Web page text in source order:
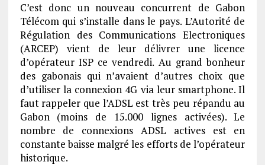
C’est donc un nouveau concurrent de Gabon
Télécom qui s’installe dans le pays. L’Autorité de
Régulation des Communications Electroniques
(ARCEP) vient de leur délivrer une licence
d’opérateur ISP ce vendredi. Au grand bonheur
des gabonais qui n’avaient d’autres choix que
d’utiliser la connexion 4G via leur smartphone. Il
faut rappeler que l’ADSL est très peu répandu au
Gabon (moins de 15.000 lignes activées). Le
nombre de connexions ADSL actives est en
constante baisse malgré les efforts de l’opérateur
historique.